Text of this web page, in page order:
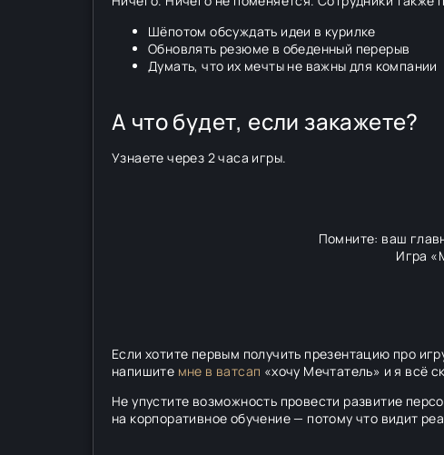
Шёпотом обсуждать идеи в курилке
Обновлять резюме в обеденный перерыв
Думать, что их мечты не важны для компании
А что будет, если закажете?
Узнаете через 2 часа игры.
Помните: ваш
Игра
Если хотите первым получить презентацию про
напишите мне в ватсап «хочу Мечтатель» и я всё
Не упустите возможность провести развитие
на корпоративное обучение — потому что видит